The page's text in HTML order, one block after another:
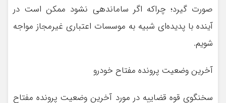
صورت گیرد؛ چراکه اگر ساماندهی نشود ممکن است در
آینده با پدیده‌ای شبیه به موسسات اعتباری غیرمجاز مواجه
شویم.
آخرین وضعیت پرونده مفتاح خودرو
سخنگوی قوه قضاییه در مورد آخرین وضعیت پرونده مفتاح